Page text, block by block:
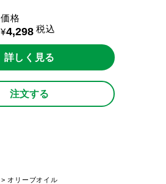
価格
¥4,298 税込
詳しく見る
注文する
オリーブオイル